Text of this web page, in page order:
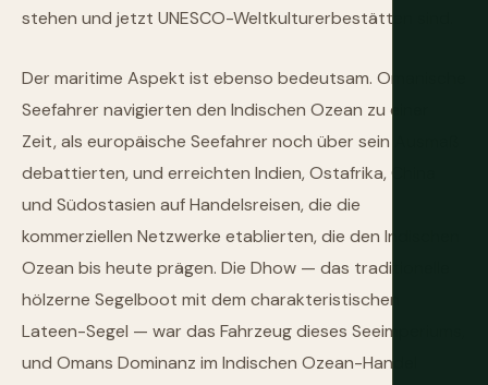
stehen und jetzt UNESCO-Weltkulturerbestätten sind.
Der maritime Aspekt ist ebenso bedeutsam. Omanische
Seefahrer navigierten den Indischen Ozean zu einer
Zeit, als europäische Seefahrer noch über sein Ausmaß
debattierten, und erreichten Indien, Ostafrika, China
und Südostasien auf Handelsreisen, die die
kommerziellen Netzwerke etablierten, die den Indischen
Ozean bis heute prägen. Die Dhow — das traditionelle
hölzerne Segelboot mit dem charakteristischen
Lateen-Segel — war das Fahrzeug dieses Seeimperiums,
und Omans Dominanz im Indischen Ozean-Handel